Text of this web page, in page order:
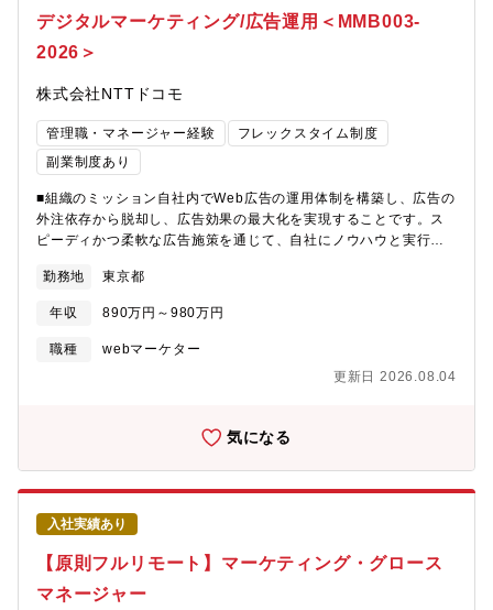
援【募集背景】タイミーは「『はたらく』を通じて人生の可能性
を広げるインフラをつくる」というミッションのもと、深刻化す
る労働人口不足という社会課題に対し、企業の人手不足解消や
「タイミー」を提供しています。現在は、ワーカー数1,340万人、
導入事業者数22.6万社、導入事業所数44.0万箇所（2026年1月末
時点）を超える規模に急成長しています。急激に拡大する事業に
おいて多くのマーケティング手法から最適な選択を行い、統合さ
れたマーケティングコミュニケーションを実施して事業成長に寄
与することがより重要となってきています。そのため、現在CMO
が兼任しているマーケティングコミュニケーション部を牽引する
リーダーを募集します！マーケティングが密接に事業・売上に結
て、事業貢献に意欲のある方を歓迎します！【魅力】■圧倒的な事
業成長フェーズサービス急成長期において、マーケティング予算
験が得られます。■戦略と実行の裁量の大きさCMO直下で、年間
100億円規模の予算策定から、マス・デジタル・コンテンツといっ
「はたらく」の未来を変えるというミッションのもと、社会課題
の解決に直結するサービスの成長に貢献するやりがいを感じられ
ます。■多様なキャリアパス今後の事業拡大に伴い、本部長職への
昇格や、新たな事業領域のマーケティング責任者など、多様なキ
ャリアパスの可能性が開かれています。【組織】グループマネー
ジャーやチームリーダーを含め11名
デジタルマーケティング/広告運用＜MMB003-
2026＞
株式会社NTTドコモ
管理職・マネージャー経験
フレックスタイム制度
副業制度あり
■組織のミッション自社内でWeb広告の運用体制を構築し、広告の
外注依存から脱却し、広告効果の最大化を実現することです。ス
ピーディかつ柔軟な広告施策を通じて、自社にノウハウと実行力
す。■組織の業務概要・自社サービスにおけるWeb広告のインハウ
ス運用（国内の主要Web広告媒体の運用）・中長期的なデジタル
マーケティング人材の育成プログラムの実行■担当いただく業務概
要＜担当業務＞・Web広告プランナーとして自社サービスのWeb
した実運用（企画立案・実運用・改善施策・報告）・未経験や経
バーマネジメント・インハウス推進のプロジェクト遂行<業務の魅
力>・ドコモが展開する多様な分野のサービスに携わることができ
ます。・デジタルマーケティングの最前線で幅広い広告手法に触
れつつ、自社ブランドの成長に直結する広告戦略の立案と実行を
担えます。・自社サービスや商品に深く関わりながら、自身のス
キルが売上に貢献するやりがいを実感できる環境です。・インハ
ウスならではのPDCAをスピーディに回せる環境のため、実務経
験を積む中で自身の企画が即座に結果に反映される醍醐味も味わ
えます。・若手社員の育成に関わることができ、自身とともに成
勤務地 東京都
年収 890万円～980万円
職種
webマーケター
更新日 2026.08.04
気になる
入社実績あり
【原則フルリモート】マーケティング・グロース
マネージャー